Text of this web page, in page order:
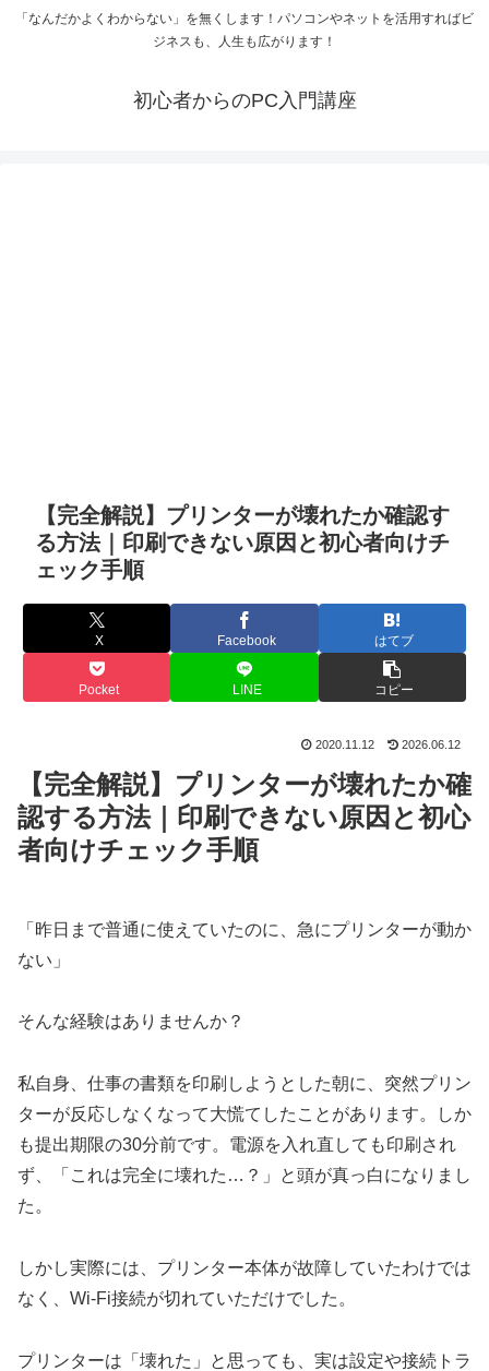
「なんだかよくわからない」を無くします！パソコンやネットを活用すればビ
ジネスも、人生も広がります！
初心者からのPC入門講座
【完全解説】プリンターが壊れたか確認す
る方法｜印刷できない原因と初心者向けチ
ェック手順
X Facebook はてブ
Pocket LINE コピー
2020.11.12 2026.06.12
【完全解説】プリンターが壊れたか確
認する方法｜印刷できない原因と初心
者向けチェック手順
「昨日まで普通に使えていたのに、急にプリンターが動か
ない」
そんな経験はありませんか？
私自身、仕事の書類を印刷しようとした朝に、突然プリン
ターが反応しなくなって大慌てしたことがあります。しか
も提出期限の30分前です。電源を入れ直しても印刷され
ず、「これは完全に壊れた…？」と頭が真っ白になりまし
た。
しかし実際には、プリンター本体が故障していたわけでは
なく、Wi-Fi接続が切れていただけでした。
プリンターは「壊れた」と思っても、実は設定や接続トラ